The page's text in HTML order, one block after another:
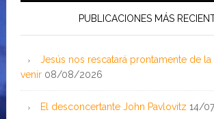
PUBLICACIONES MÁS
Jesús nos rescatará prontamente de
venir 08/08/2026
El desconcertante John Pavlovitz 14/